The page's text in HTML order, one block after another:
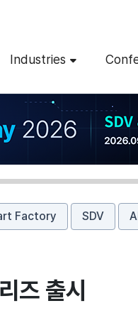
Industries
Factory SDV
즈 출시